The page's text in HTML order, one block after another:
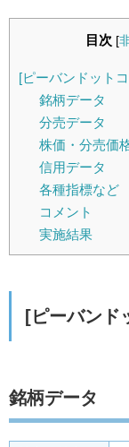
目次 [
[ピーバンドット
銘柄データ
分売データ
株価・分売価
信用データ
各種指標など
コメント
実施結果
[ピーバンド
銘柄データ